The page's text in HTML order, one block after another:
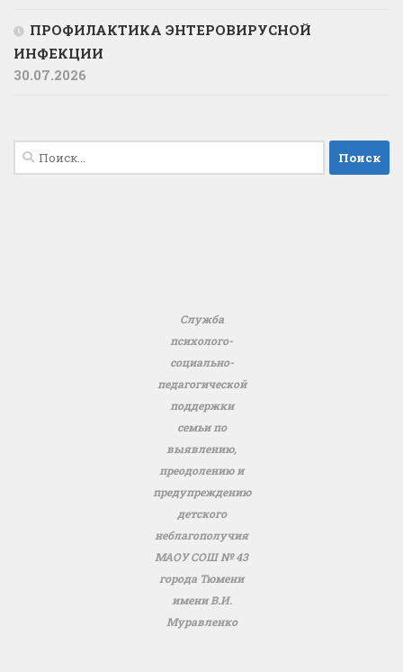
ПРОФИЛАКТИКА ЭНТЕРОВИРУСНОЙ
ИНФЕКЦИИ
30.07.2026
Найти:
Служба
психолого-
социально-
педагогической
поддержки
семьи по
выявлению,
преодолению и
предупреждению
детского
неблагополучия
МАОУ СОШ № 43
города Тюмени
имени В.И.
Муравленко